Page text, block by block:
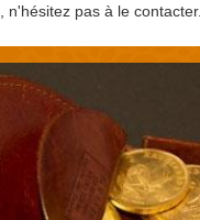
n'hésitez pas à le contacter.